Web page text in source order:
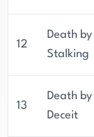
12
Death by
Stalking
13
Death by
Deceit